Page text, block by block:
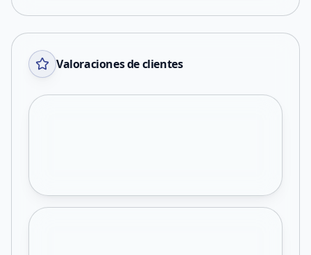
Valoraciones de clientes